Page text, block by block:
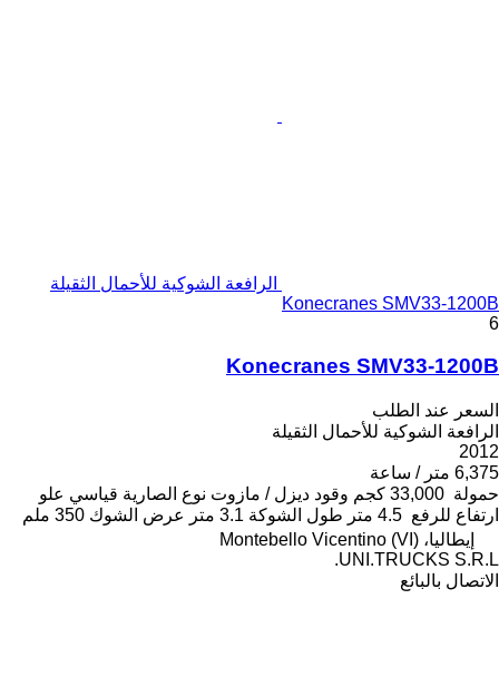
الرافعة الشوكية للأحمال الثقيلة
Konecranes SMV33-1200B
6
Konecranes SMV33-1200B
السعر عند الطلب
الرافعة الشوكية للأحمال الثقيلة
2012
6,375 متر / ساعة
حمولة 33,000 كجم وقود ديزل / مازوت نوع الصارية قياسي علو
ارتفاع للرفع 4.5 متر طول الشوكة 3.1 متر عرض الشوك 350 ملم
إيطاليا، Montebello Vicentino (VI)
UNI.TRUCKS S.R.L.
الاتصال بالبائع